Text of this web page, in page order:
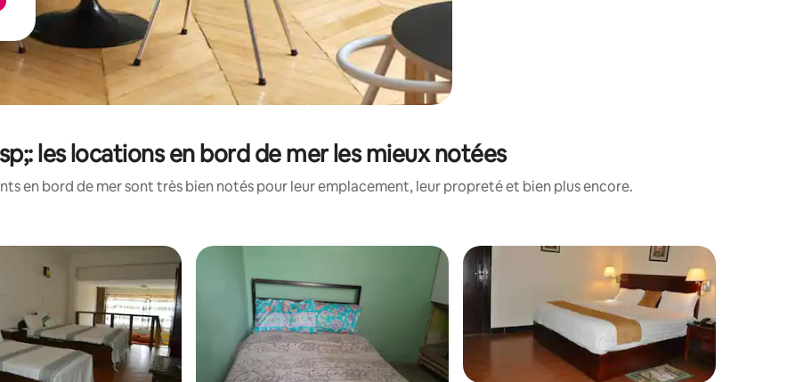
les locations en bord de mer les mieux notées
en bord de mer sont très bien notés pour leur emplacement, leur propreté et bien plus encore.